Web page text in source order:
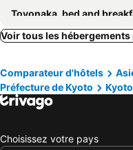
Toyonaka, bed and
Kameoka, bed and
Kadoma, bed and
Nagaokakyo, bed and
Omihachiman, bed and breakfasts
Shijonawate, bed and
Voir tous les
Comparateur d'hôtels
Préfecture de Kyoto
Kyoto
Choisissez votre pays